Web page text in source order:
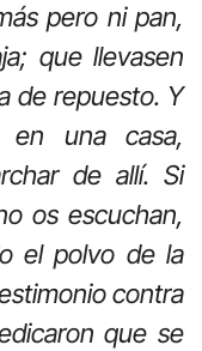
pero ni pan,
que llevasen
de repuesto. Y
en una casa,
de allí. Si
os escuchan,
el polvo de la
contra
que se